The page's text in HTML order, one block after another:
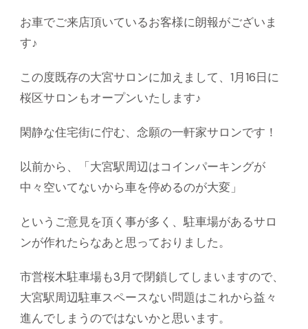
お車でご来店頂いているお客様に朗報がございま
す♪
この度既存の大宮サロンに加えまして、1月16日に
桜区サロンもオープンいたします♪
閑静な住宅街に佇む、念願の一軒家サロンです！
以前から、「大宮駅周辺はコインパーキングが
中々空いてないから車を停めるのが大変」
というご意見を頂く事が多く、駐車場があるサロ
ンが作れたらなあと思っておりました。
市営桜木駐車場も3月で閉鎖してしまいますので、
大宮駅周辺駐車スペースない問題はこれから益々
進んでしまうのではないかと思います。